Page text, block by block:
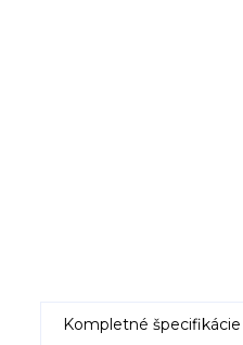
Kompletné špecifikácie